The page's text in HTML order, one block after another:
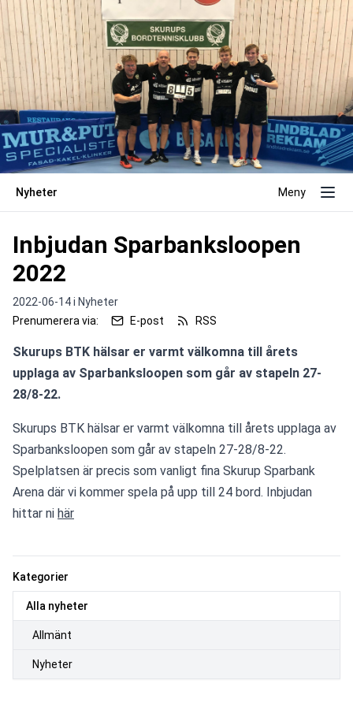
Nyheter Meny
Kategorier
Alla nyheter
Allmänt
Nyheter
Inbjudan Sparbanksloopen
2022
2022-06-14 i Nyheter
Prenumerera via:
E-post RSS
Skurups BTK hälsar er varmt välkomna till årets
upplaga av Sparbanksloopen som går av stapeln 27-
28/8-22.
Skurups BTK hälsar er varmt välkomna till årets upplaga av
Sparbanksloopen som går av stapeln 27-28/8-22.
Spelplatsen är precis som vanligt fina Skurup Sparbank
Arena där vi kommer spela på upp till 24 bord. Inbjudan
hittar ni här